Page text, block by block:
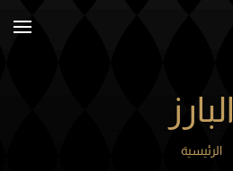
البارز
الرئيسية